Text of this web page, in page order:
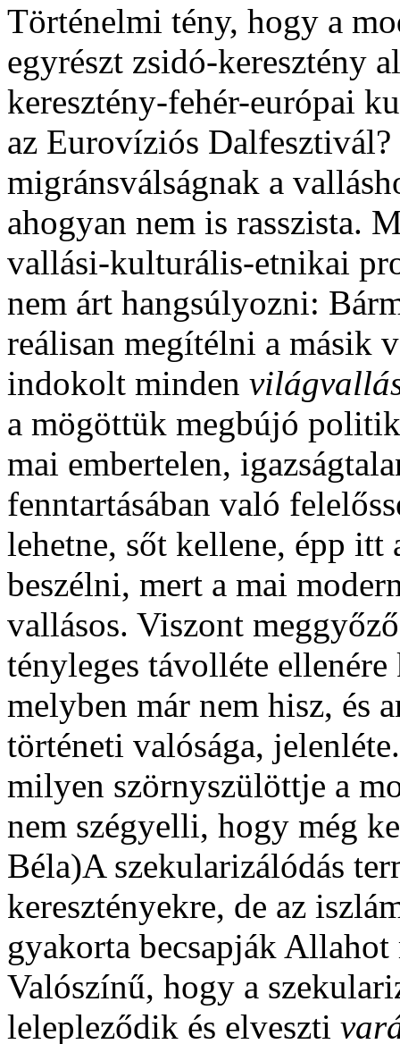
Történelmi tény, hogy a
egyrészt zsidó-keresztény
keresztény-fehér-európai
az Eurovíziós
migránsválságnak a
ahogyan nem is rasszista.
vallási-kulturális-etnikai
nem árt hangsúlyozni:
reálisan megítélni a másik
indokolt minden
a mögöttük megbújó
mai embertelen,
fenntartásában való
lehetne, sőt kellene, épp
beszélni, mert a mai
vallásos. Viszont
tényleges távolléte
melyben már nem hisz, és
történeti valósága,
milyen szörnyszülöttje a
nem szégyelli, hogy még
Béla)A szekularizálódás
keresztényekre, de az
gyakorta becsapják
Valószínű, hogy a
lelepleződik és elveszti